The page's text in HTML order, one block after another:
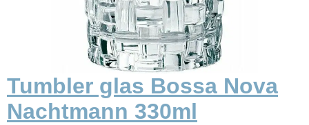
Tumbler glas Bossa Nova
Nachtmann 330ml